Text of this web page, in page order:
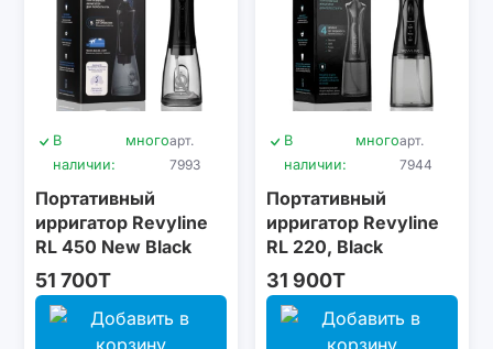
В
наличии:
многоарт.
7993
Портативный
ирригатор Revyline
RL 450 New Black
51 700T
В
наличии:
многоарт.
7944
Портативный
ирригатор Revyline
RL 220, Black
31 900T